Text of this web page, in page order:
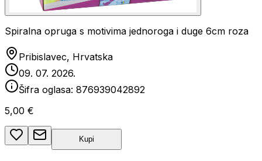
Spiralna opruga s motivima jednoroga i duge 6cm roza
Pribislavec, Hrvatska
09. 07. 2026.
Šifra oglasa: 876939042892
5,00 €
Kupi